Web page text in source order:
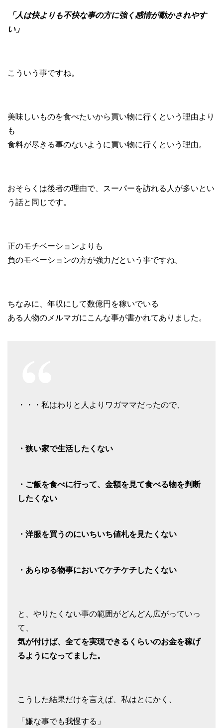
「人は快よりも不快な事の方に強く感情が動かされやす
い」
こういう事ですね。
美味しいものを食べたいから買い物に行くという理由より
も
食料が尽きる事のないように買い物に行くという理由。
おそらくは後者の理由で、スーパーを訪れる人が多いとい
う話と同じです。
正のモチベーションよりも
負のモベーションの方が強力だという事ですね。
ちなみに、年収にして数億円を稼いでいる
ある人物のメルマガにこんな事が書かれてありました。
・・・私はわりと人よりワガママだったので、
・狭い家で生活したくない
・ご飯を食べに行って、金額を見て食べる物を判断
したくない
・洋服を買うのにいちいち値札を見たくない
・あらゆる物事においてケチケチしたくない
と、やりたくない事の範囲がどんどん広がっていっ
て、
気が付けば、全てを実現できるくらいのお金を稼げ
るようになってました。
こうした結果だけを言えば、私はとにかく、
「嫌な事でも我慢する」